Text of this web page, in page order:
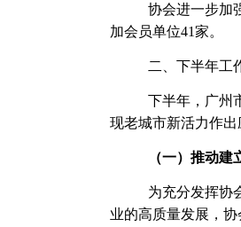
协会进一步加
加会员单位41家。
二、下半年工
下半年，广州
现老城市新活力作
（一）推动建
为充分发挥协
业的高质量发展，